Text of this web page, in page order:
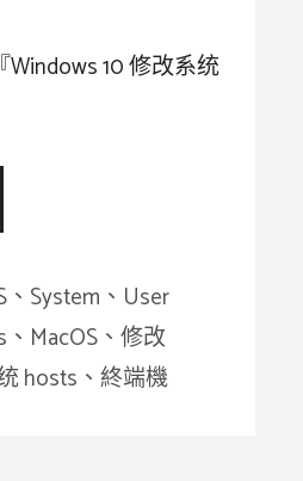
10 修改系统
、 System 、 User
、 MacOS 、修改
hosts 、 終端機